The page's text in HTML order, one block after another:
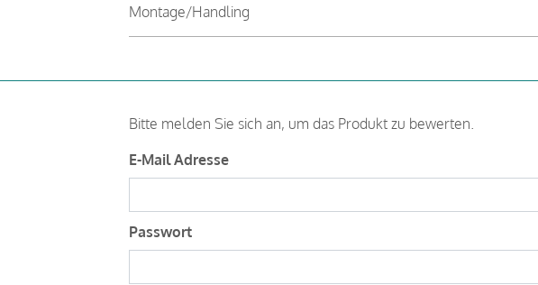
Montage/Handling
Bitte melden Sie sich an, um das Produkt zu bewerten.
E-Mail Adresse
Passwort